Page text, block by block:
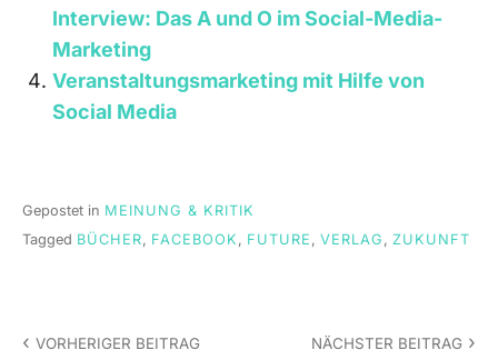
Interview: Das A und O im Social-Media-
Marketing
Veranstaltungsmarketing mit Hilfe von
Social Media
Gepostet in MEINUNG & KRITIK
Tagged BÜCHER, FACEBOOK , FUTURE , VERLAG , ZUKUNFT
VORHERIGER BEITRAG NÄCHSTER BEITRAG